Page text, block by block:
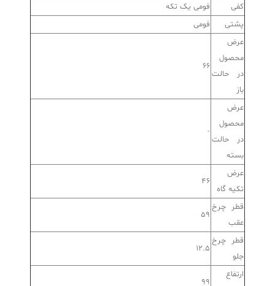
کفی
فومی یک تکه
پشتی
فومی
عرض
محصول
در حالت
باز
66
عرض
محصول
در حالت
بسته
-
عرض
تکیه گاه
46
قطر چرخ
عقب
59
قطر چرخ
جلو
12.5
ارتفاع
99